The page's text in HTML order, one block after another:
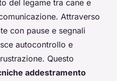
del legame tra cane e
Attraverso
con pause e segnali
autocontrollo e
Questo
addestramento